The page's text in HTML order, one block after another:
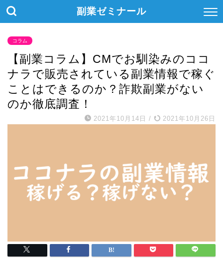
副業ゼミナール
コラム
【副業コラム】CMでお馴染みのココ
ナラで販売されている副業情報で稼ぐ
ことはできるのか？詐欺副業がない
のか徹底調査！
2021年10月14日 / 2021年10月26日